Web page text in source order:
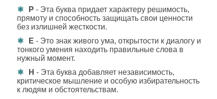
Р - Эта буква придает характеру решимость,
прямоту и способность защищать свои ценности
без излишней жесткости.
Е - Это знак живого ума, открытости к диалогу и
тонкого умения находить правильные слова в
нужный момент.
Н - Эта буква добавляет независимость,
критическое мышление и особую избирательность
к людям и обстоятельствам.